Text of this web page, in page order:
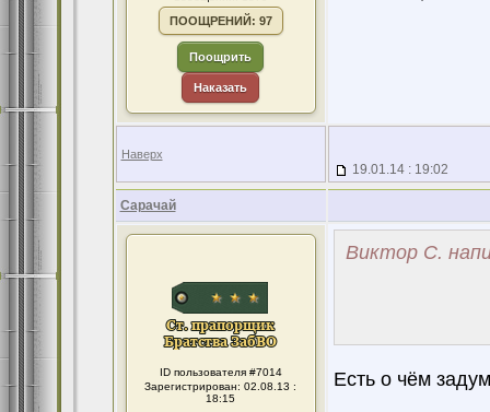
ПООЩРЕНИЙ: 97
Поощрить
Наказать
Наверх
19.01.14 : 19:02
Сарачай
ID пользователя #7014
Зарегистрирован: 02.08.13 :
18:15
Виктор С.
Есть о чём